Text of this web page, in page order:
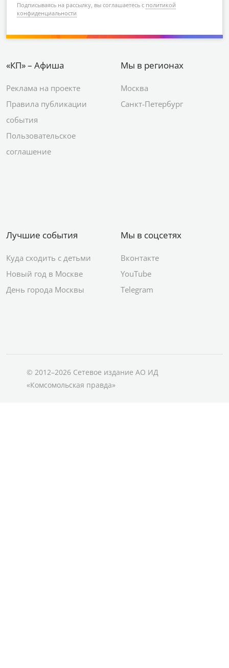
Подписываясь на рассылку, вы соглашаетесь с политикой
конфиденциальности
«КП» – Афиша
Реклама на проекте
Правила публикации
события
Пользовательское
соглашение
Мы в регионах
Москва
Санкт-Петербург
Лучшие события
Куда сходить с детьми
Новый год в Москве
День города Москвы
Мы в соцсетях
Вконтакте
YouTube
Telegram
© 2012–2026 Сетевое издание АО ИД
«Комсомольская правда»